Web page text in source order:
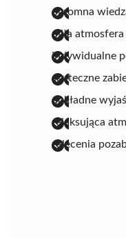
ogromna
miła atmosfera
indywidualne
skuteczne
dokładne
relaksująca
zalecenia